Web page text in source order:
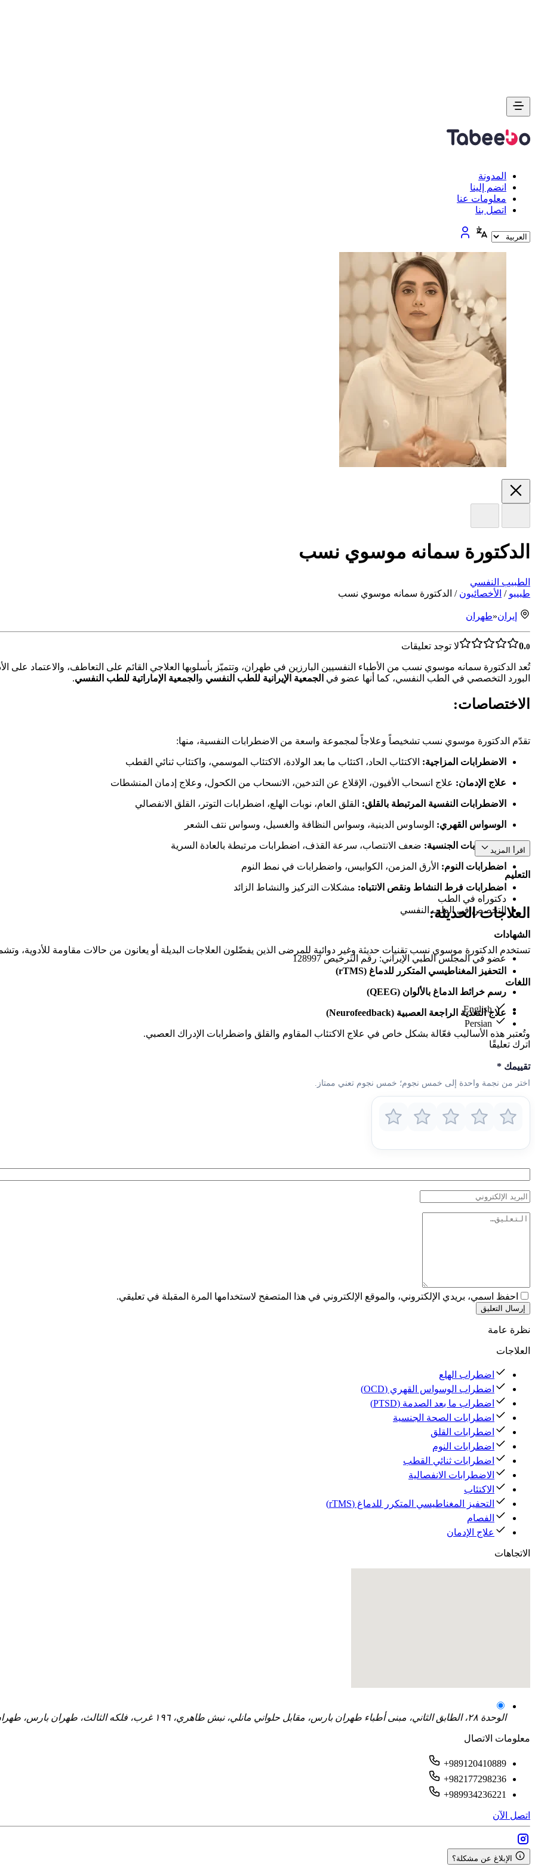
المدونة
انضم إلينا
معلومات عنا
اتصل بنا
الدكتورة سمانه موسوي نسب
الطبيب النفسي
طبیبو / الأخصائيون / الدكتورة سمانه موسوي نسب
إيران«طهران
0.0 لا توجد تعليقات
تُعد الدكتورة سمانه موسوي نسب من الأطباء النفسيين البارزين في طهران، وتتميّز بأسلوبها العلاجي القائم على التعاطف، والاعتماد على
البورد التخصصي في الطب النفسي، كما أنها عضو في الجمعية الإيرانية للطب النفسي و الجمعية الإماراتية للطب النفسي.
الاختصاصات:
تقدّم الدكتورة موسوي نسب تشخيصاً وعلاجاً لمجموعة واسعة من الاضطرابات النفسية، منها:
الاضطرابات المزاجية: الاكتئاب الحاد، اكتئاب ما بعد الولادة، الاكتئاب الموسمي، واكتئاب ثنائي القطب
علاج الإدمان: علاج انسحاب الأفيون، الإقلاع عن التدخين، الانسحاب من الكحول، وعلاج إدمان المنشطات
الاضطرابات النفسية المرتبطة بالقلق: القلق العام، نوبات الهلع، اضطرابات التوتر، القلق الانفصالي
الوسواس القهري: الوساوس الدينية، وسواس النظافة والغسيل، وسواس نتف الشعر
الاضطرابات الجنسية: ضعف الانتصاب، سرعة القذف، اضطرابات مرتبطة بالعادة السرية
اضطرابات النوم: الأرق المزمن، الكوابيس، واضطرابات في نمط النوم
اضطرابات فرط النشاط ونقص الانتباه: مشكلات التركيز والنشاط الزائد
العلاجات الحديثة:
تستخدم الدكتورة موسوي نسب تقنيات حديثة وغير دوائية للمرضى الذين يفضّلون العلاجات البديلة أو يعانون من حالات مقاومة للأدوية،
التحفيز المغناطيسي المتكرر للدماغ (rTMS)
رسم خرائط الدماغ بالألوان (QEEG)
علاج التغذية الراجعة العصبية (Neurofeedback)
وتُعتبر هذه الأساليب فعّالة بشكل خاص في علاج الاكتئاب المقاوم والقلق واضطرابات الإدراك العصبي.
اقرأ المزيد
التعليم
دكتوراه في الطب
التخصص في الطب النفسي
الشهادات
عضو في المجلس الطبي الإيراني: رقم الترخيص 128997
اللغات
English
اترك تعليقًا
تقييمك *
اختر من نجمة واحدة إلى خمس نجوم؛ خمس نجوم تعني ممتاز.
احفظ اسمي، بريدي الإلكتروني، والموقع الإلكتروني في هذا المتصفح لاستخدامها المرة المقبلة في تعليقي.
إرسال التعليق
نظرة عامة
العلاجات
اضطراب الهلع
اضطراب الوسواس القهري (OCD)
اضطراب ما بعد الصدمة (PTSD)
اضطرابات الصحة الجنسية
اضطرابات القلق
اضطرابات النوم
اضطرابات ثنائي القطب
الاضطرابات الانفصالية
الاكتئاب
التحفيز المغناطيسي المتكرر للدماغ (rTMS)
الفصام
علاج الإدمان
الاتجاهات
الوحدة ٢٨، الطابق الثاني، مبنى أطباء طهران بارس، مقابل حلواني مانلي، نبش طاهري، ١٩٦ غرب، فلکه الثالث، طهران بارس، طهران، إيران
معلومات الاتصال
+989120410889
+982177298236
+989934236221
اتصل الآن
الإبلاغ عن مشكلة؟